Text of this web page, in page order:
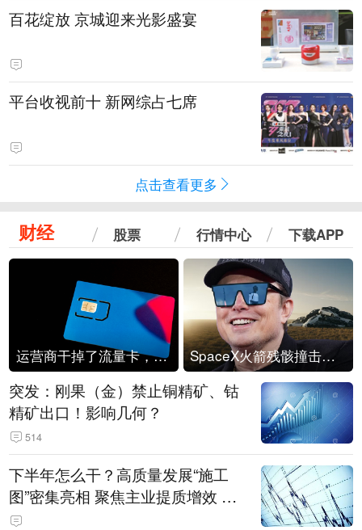
百花绽放 京城迎来光影盛宴
平台收视前十 新网综占七席
点击查看更多
财经 股票 行情中心 下载APP
运营商干掉了流量卡，他们真的玩不起了 SpaceX火箭残骸撞击月球
突发：刚果（金）禁止铜精矿、钴
精矿出口！影响几何？
514
下半年怎么干？高质量发展“施工
图”密集亮相 聚焦主业提质增效 国
资央企向AI要动能